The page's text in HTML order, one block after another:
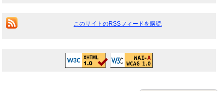
このサイトのRSSフィードを購読